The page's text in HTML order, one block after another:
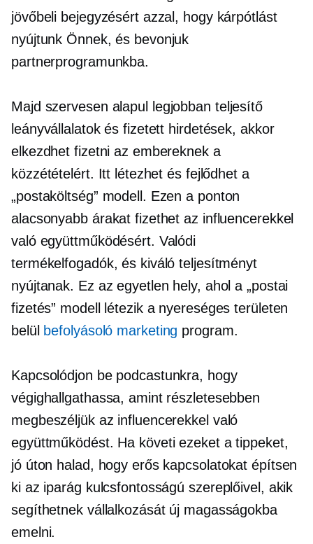
jövőbeli bejegyzésért azzal, hogy kárpótlást
nyújtunk Önnek, és bevonjuk
partnerprogramunkba.
Majd szervesen alapul
legjobban teljesítő
leányvállalatok és fizetett hirdetések, akkor
elkezdhet fizetni az embereknek a
közzétételért. Itt létezhet és fejlődhet a
„postaköltség” modell. Ezen a ponton
alacsonyabb árakat fizethet az influencerekkel
való együttműködésért. Valódi
termékelfogadók, és kiváló teljesítményt
nyújtanak. Ez az egyetlen hely, ahol a „postai
fizetés” modell létezik a nyereséges területen
belül befolyásoló marketing program.
Kapcsolódjon be podcastunkra, hogy
végighallgathassa, amint részletesebben
megbeszéljük az influencerekkel való
együttműködést. Ha követi ezeket a tippeket,
jó úton halad, hogy erős kapcsolatokat építsen
ki az iparág kulcsfontosságú szereplőivel, akik
segíthetnek vállalkozását új magasságokba
emelni.